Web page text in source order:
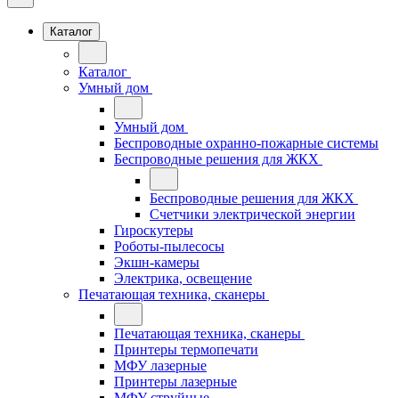
Каталог
Каталог
Умный дом
Умный дом
Беспроводные охранно-пожарные системы
Беспроводные решения для ЖКХ
Беспроводные решения для ЖКХ
Счетчики электрической энергии
Гироскутеры
Роботы-пылесосы
Экшн-камеры
Электрика, освещение
Печатающая техника, сканеры
Печатающая техника, сканеры
Принтеры термопечати
МФУ лазерные
Принтеры лазерные